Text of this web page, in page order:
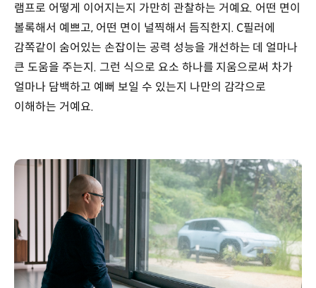
램프로 어떻게 이어지는지 가만히 관찰하는 거예요. 어떤 면이
볼록해서 예쁘고, 어떤 면이 널찍해서 듬직한지. C필러에
감쪽같이 숨어있는 손잡이는 공력 성능을 개선하는 데 얼마나
큰 도움을 주는지. 그런 식으로 요소 하나를 지움으로써 차가
얼마나 담백하고 예뻐 보일 수 있는지 나만의 감각으로
이해하는 거예요.